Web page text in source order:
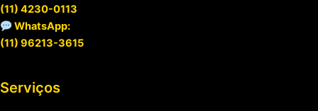
(11) 4230-0113
WhatsApp:
(11) 96213-3615
Serviços